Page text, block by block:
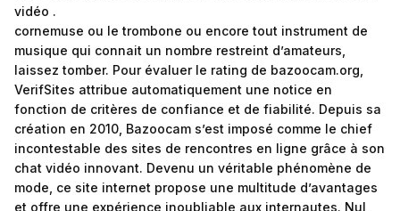
vidéo .
cornemuse ou le trombone ou encore tout instrument de
musique qui connait un nombre restreint d’amateurs,
laissez tomber. Pour évaluer le rating de bazoocam.org,
VerifSites attribue automatiquement une notice en
fonction de critères de confiance et de fiabilité. Depuis sa
création en 2010, Bazoocam s’est imposé comme le chief
incontestable des sites de rencontres en ligne grâce à son
chat vidéo innovant. Devenu un véritable phénomène de
mode, ce site internet propose une multitude d’avantages
et offre une expérience inoubliable aux internautes. Nul